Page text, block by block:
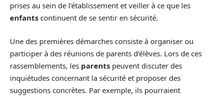
prises au sein de l’établissement et veiller à ce que les
enfants continuent de se sentir en sécurité.
Une des premières démarches consiste à organiser ou
participer à des réunions de parents d’élèves. Lors de ces
rassemblements, les parents peuvent discuter des
inquiétudes concernant la sécurité et proposer des
suggestions concrètes. Par exemple, ils pourraient